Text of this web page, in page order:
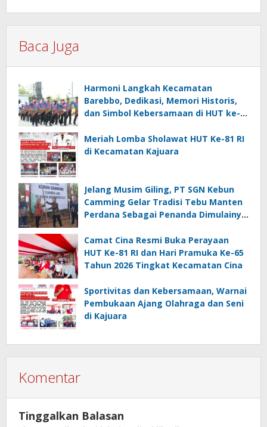
Baca Juga
Harmoni Langkah Kecamatan
Barebbo, Dedikasi, Memori Historis,
dan Simbol Kebersamaan di HUT ke-
Meriah Lomba Sholawat HUT Ke-81 RI
di Kecamatan Kajuara
Jelang Musim Giling, PT SGN Kebun
Camming Gelar Tradisi Tebu Manten
Perdana Sebagai Penanda Dimulainya
Camat Cina Resmi Buka Perayaan
HUT Ke-81 RI dan Hari Pramuka Ke-65
Tahun 2026 Tingkat Kecamatan Cina
Sportivitas dan Kebersamaan, Warnai
Pembukaan Ajang Olahraga dan Seni
di Kajuara
Komentar
Tinggalkan Balasan